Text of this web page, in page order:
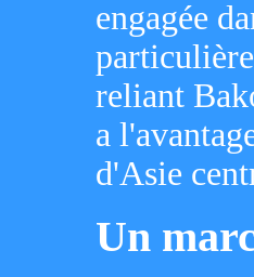
engagée
reliant
a
d'Asie
Un